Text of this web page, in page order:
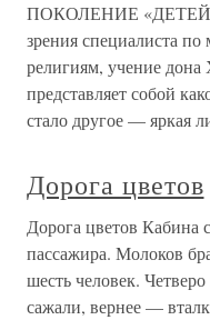
ПОКОЛЕНИЕ «ДЕТЕЙ-
зрения специалиста
религиям, учение
представляет собой
стало другое — яркая
Дорога цветов
Дорога цветов Кабина
пассажира. Молоков
шесть человек.
сажали, вернее —